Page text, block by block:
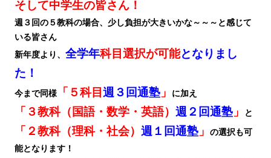
そして中学生の皆さん！
週３回の５教科の場合、少し負担が大きいかな～～～と感じて
いる皆さん
新年度より、 全学年科目選択が可能となりまし
た！
今まで同様 「５科目 週３回通塾 」 に加え
「３教科（国語・数学・英語） 週２回通塾 」 と
「２教科（理科・社会） 週１回通塾 」
の選択も可
能となります！